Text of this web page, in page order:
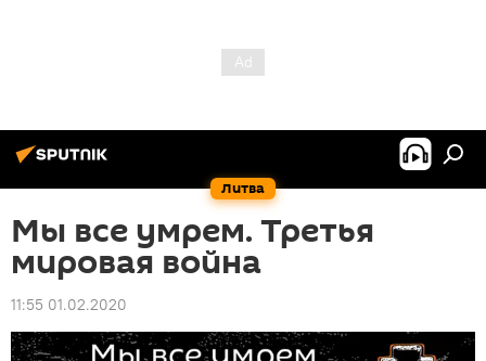
Литва
Мы все умрем. Третья
мировая война
11:55 01.02.2020